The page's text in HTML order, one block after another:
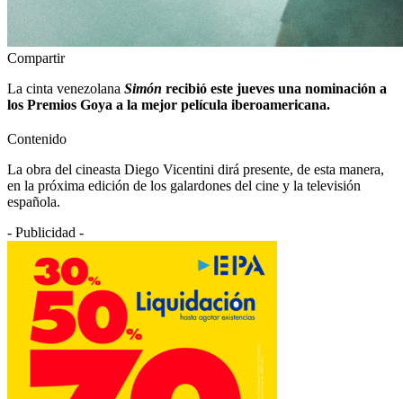
Compartir
La cinta venezolana Simón recibió este jueves una nominación a
los Premios Goya a la mejor película iberoamericana.
Contenido
La obra del cineasta Diego Vicentini dirá presente, de esta manera,
en la próxima edición de los galardones del cine y la televisión
española.
- Publicidad -